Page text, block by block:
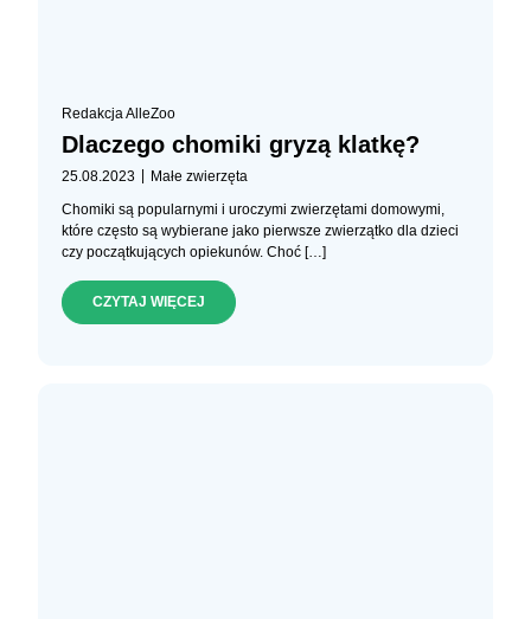
Redakcja AlleZoo
Dlaczego chomiki gryzą klatkę?
25.08.2023
Małe zwierzęta
Chomiki są popularnymi i uroczymi zwierzętami domowymi,
które często są wybierane jako pierwsze zwierzątko dla dzieci
czy początkujących opiekunów. Choć […]
CZYTAJ WIĘCEJ